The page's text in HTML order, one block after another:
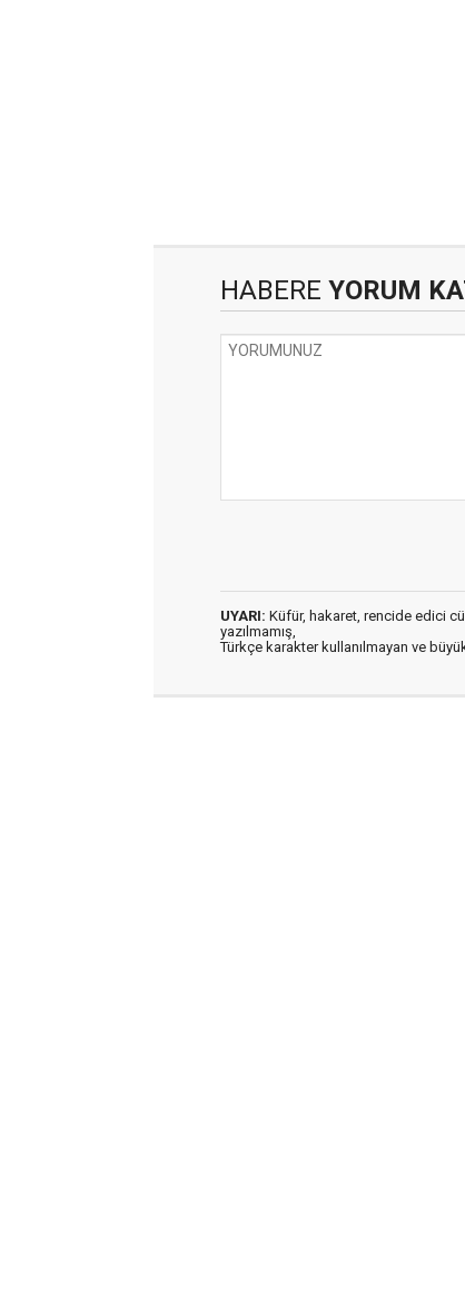
HABERE YORUM
UYARI: Küfür, hakaret, rencide edici
yazılmamış,
Türkçe karakter kullanılmayan ve